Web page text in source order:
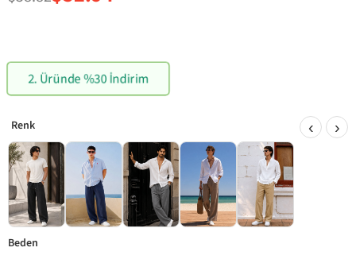
2. Üründe %30 İndirim
‹ ›
beden